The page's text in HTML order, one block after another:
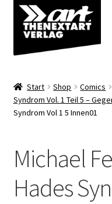
Zur
Navigation
springen
Zum
Inhalt
springen
Shop
Start Shop Comics
Syndrom Vol. 1 Teil 5 –
Syndrom Vol 1 5 Innen01
Michael
Hades